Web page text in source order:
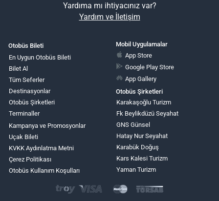
Yardıma mı ihtiyacınız var?
Yardım ve İletişim
Otobüs Bileti
En Uygun Otobüs Bileti
Bilet Al
Tüm Seferler
Destinasyonlar
Otobüs Şirketleri
Terminaller
Kampanya ve Promosyonlar
Uçak Bileti
KVKK Aydınlatma Metni
Çerez Politikası
Otobüs Kullanım Koşulları
Mobil Uygulamalar
App Store
Google Play Store
App Gallery
Otobüs Şirketleri
Karakaşoğlu Turizm
Fk Beylikdüzü Seyahat
GNS Günsel
Hatay Nur Seyahat
Karabük Doğuş
Kars Kalesi Turizm
Yaman Turizm